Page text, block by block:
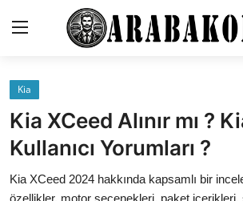
İletişim
Genel
Karşılaştırmalar
Kia
Kia XCeed Alınır mı ?
Kullanıcı Yorumları ?
Kia XCeed 2024 hakkında kapsamlı bir
özellikler, motor seçenekleri, paket